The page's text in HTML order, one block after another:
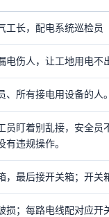
工长，配电系统巡检员
电伤人，让工地用电不
、所有接电用设备的人。
员盯着别乱接，安全
违规操作。
，最后接开关箱；开关
损；每路电线配对应